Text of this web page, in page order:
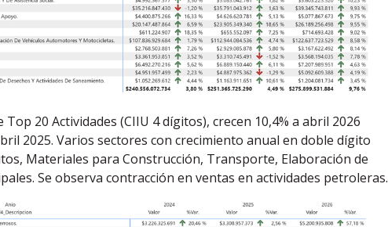
20 Actividades (CIIU 4 dígitos), crecen 10,4% a abril 2026
2025. Varios sectores con crecimiento anual en doble dígito
Materiales para Construcción, Transporte, Elaboración de
Se observa contracción en ventas en actividades petroleras.